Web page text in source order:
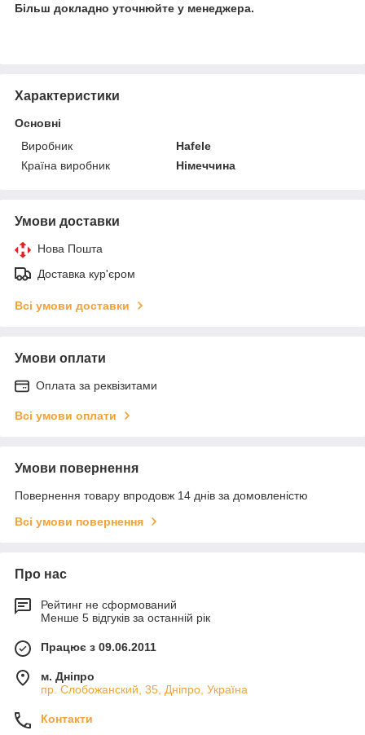
Більш докладно уточнюйте у менеджера.
Характеристики
Основні
Виробник
Hafele
Країна виробник
Німеччина
Умови доставки
Нова Пошта
Доставка кур'єром
Всі умови доставки
Умови оплати
Оплата за реквізитами
Всі умови оплати
Умови повернення
Повернення товару впродовж 14 днів за домовленістю
Всі умови повернення
Про нас
Рейтинг не сформований
Менше 5 відгуків за останній рік
Працює з 09.06.2011
м. Дніпро
пр. Слобожанский, 35, Дніпро, Україна
Контакти